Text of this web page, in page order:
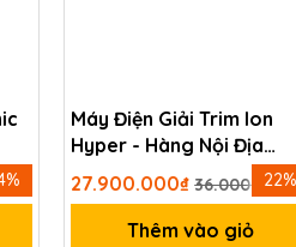
Máy Điện Giải Trim Ion
Hyper - Hàng Nội Địa
Nhật Bản
27.900.000₫36.000.000₫
22%
Thêm vào giỏ